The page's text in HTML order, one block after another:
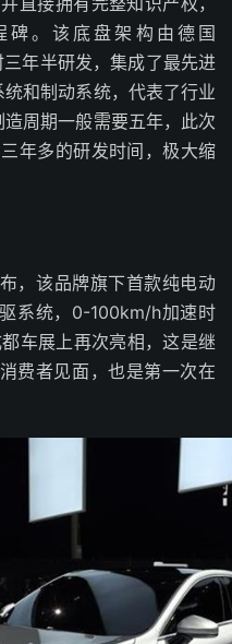
。该底盘架构由德国
年半研发，集成了最先进
和制动系统，代表了行业
周期一般需要五年，此次
年多的研发时间，极大缩
该品牌旗下首款纯电动
系统，0-100km/h加速时
车展上再次亮相，这是继
费者见面，也是第一次在